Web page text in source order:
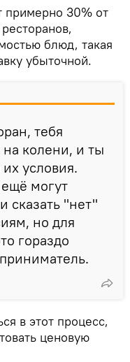
примерно 30% от
блюд, такая
убыточной.
тебя
на колени, и ты
условия.
могут
сказать "нет"
но для
гораздо
в этот процесс,
ценовую